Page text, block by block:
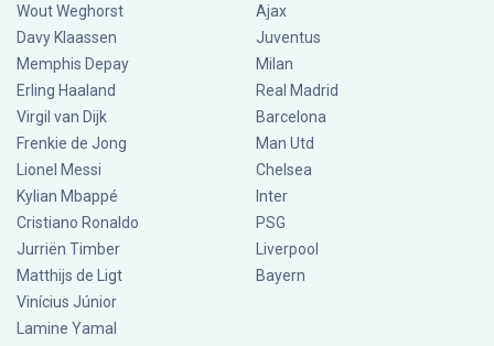
Wout Weghorst
Davy Klaassen
Memphis Depay
Erling Haaland
Virgil van Dijk
Frenkie de Jong
Lionel Messi
Kylian Mbappé
Cristiano Ronaldo
Jurriën Timber
Matthijs de Ligt
Vinícius Júnior
Lamine Yamal
Ajax
Juventus
Milan
Real Madrid
Barcelona
Man Utd
Chelsea
Inter
PSG
Liverpool
Bayern